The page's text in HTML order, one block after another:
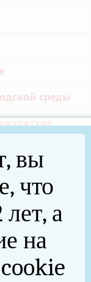
среды
войне
вы
что
а
на